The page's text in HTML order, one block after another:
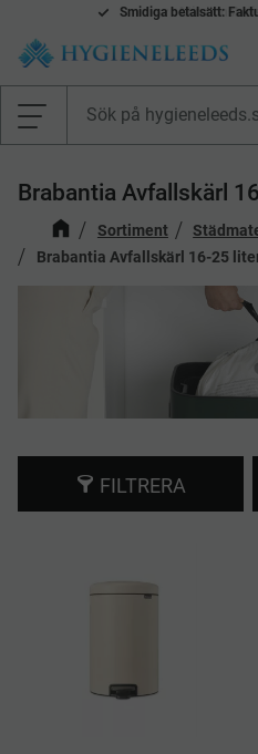
Meny
Mina
Smidiga betalsätt:
Brabantia Avfallskärl
Sortiment
Brabantia Avfallskärl 16-25
FILTRERA